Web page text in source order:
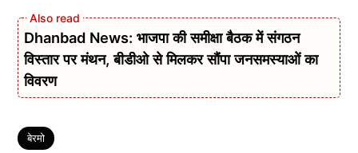
Dhanbad News: भाजपा की समीक्षा बैठक में संगठन
विस्तार पर मंथन, बीडीओ से मिलकर सौंपा जनसमस्याओं का
विवरण
Tags
बेरमो